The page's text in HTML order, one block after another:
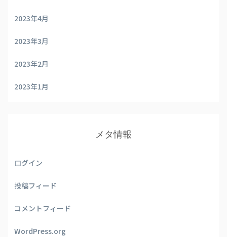
2023年4月
2023年3月
2023年2月
2023年1月
メタ情報
ログイン
投稿フィード
コメントフィード
WordPress.org